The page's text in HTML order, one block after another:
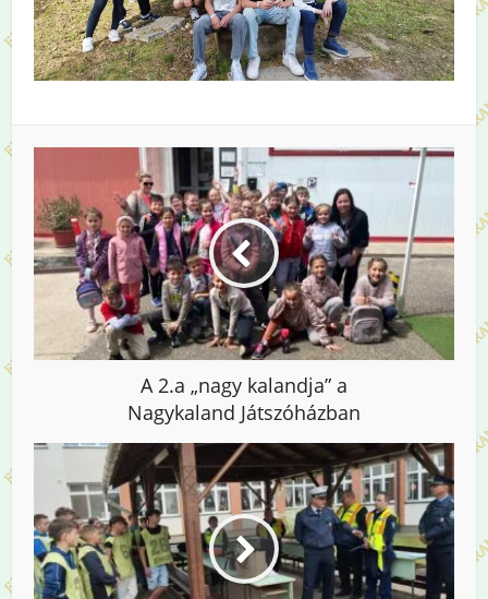
A 2.a „nagy kalandja” a
Nagykaland Játszóházban